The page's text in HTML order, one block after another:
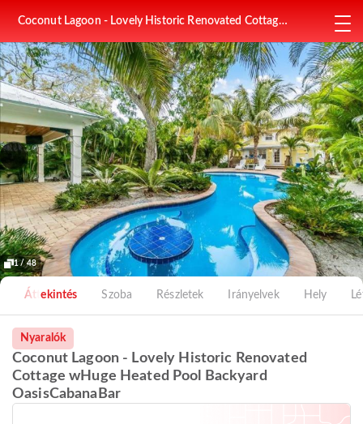
Coconut Lagoon - Lovely Historic Renovated Cottage
1 / 48
Áttekintés Szoba Részletek Irányelvek Hely
Nyaralók
Coconut Lagoon - Lovely Historic Renovated
Cottage wHuge Heated Pool Backyard
OasisCabanaBar